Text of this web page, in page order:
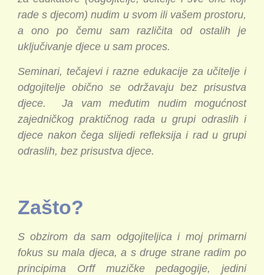
rade s djecom) nudim u svom ili vašem prostoru,
a ono po čemu sam različita od ostalih je
uključivanje djece u sam proces.
Seminari, tečajevi i razne edukacije za učitelje i
odgojitelje obično se održavaju bez prisustva
djece.
Ja vam međutim nudim mogućnost
zajedničkog praktičnog rada u grupi odraslih i
djece nakon čega slijedi refleksija i rad u grupi
odraslih, bez prisustva djece.
Zašto?
S obzirom da sam odgojiteljica i moj primarni
fokus su mala djeca, a s druge strane radim po
principima Orff muzičke pedagogije, jedini